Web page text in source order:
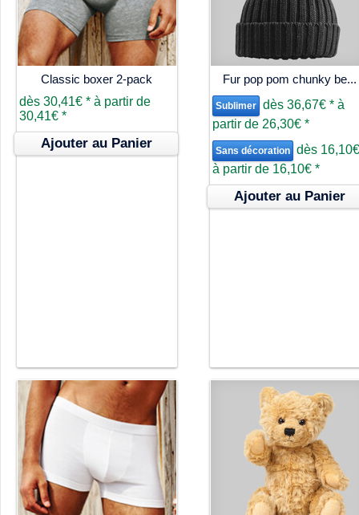
Classic boxer 2-pack
dès 30,41€ * à partir de
30,41€ *
Ajouter au Panier
Fur pop pom chunky be...
Sublimer dès 36,67€ * à
partir de 26,30€ *
Sans décoration dès
à partir de 16,10€ *
Ajouter au Panier